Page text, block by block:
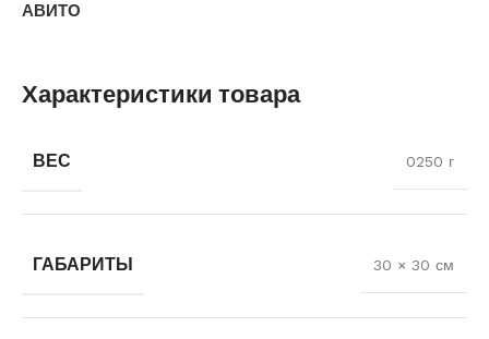
АВИТО
Характеристики товара
ВЕС 0250 г
ГАБАРИТЫ 30 × 30 см